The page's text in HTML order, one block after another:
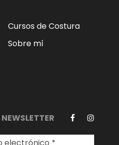
Cursos de Costura
Sobre mí
NEWSLETTER